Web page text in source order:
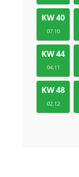
KW 40
07.10
KW 44
04.11
KW 48
02.12